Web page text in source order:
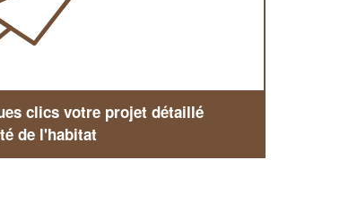
clics votre projet détaillé
de l'habitat